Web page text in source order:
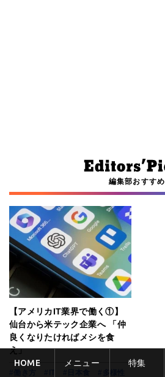
編集部おすすめ
【アメリカIT業界で働く①】
仙台から米テック企業へ 「仲
良くなりたければメシを食
え」
HOME メニュー 特集